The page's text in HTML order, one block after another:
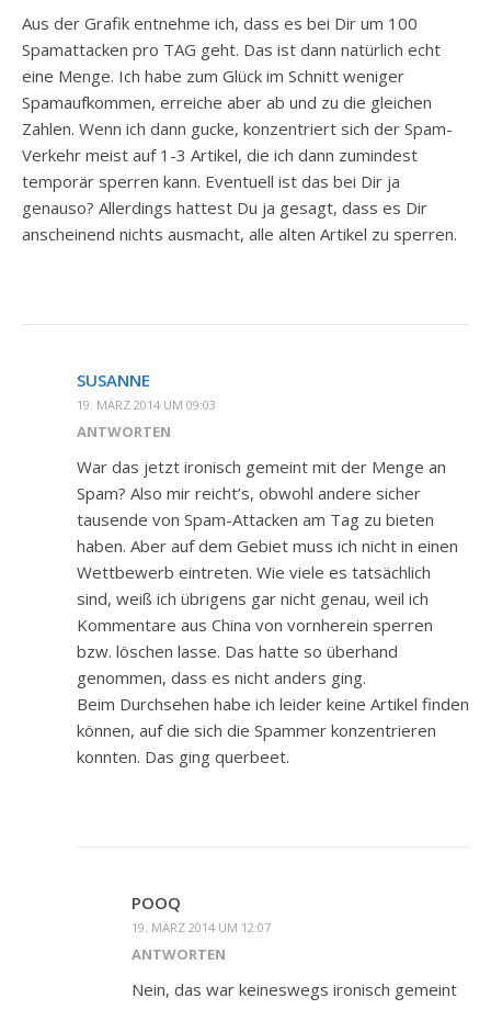
Aus der Grafik entnehme ich, dass es bei Dir um 100
Spamattacken pro TAG geht. Das ist dann natürlich echt
eine Menge. Ich habe zum Glück im Schnitt weniger
Spamaufkommen, erreiche aber ab und zu die gleichen
Zahlen. Wenn ich dann gucke, konzentriert sich der Spam-
Verkehr meist auf 1-3 Artikel, die ich dann zumindest
temporär sperren kann. Eventuell ist das bei Dir ja
genauso? Allerdings hattest Du ja gesagt, dass es Dir
anscheinend nichts ausmacht, alle alten Artikel zu sperren.
SUSANNE
19. MÄRZ 2014 UM 09:03
ANTWORTEN
War das jetzt ironisch gemeint mit der Menge an
Spam? Also mir reicht’s, obwohl andere sicher
tausende von Spam-Attacken am Tag zu bieten
haben. Aber auf dem Gebiet muss ich nicht in einen
Wettbewerb eintreten. Wie viele es tatsächlich
sind, weiß ich übrigens gar nicht genau, weil ich
Kommentare aus China von vornherein sperren
bzw. löschen lasse. Das hatte so überhand
genommen, dass es nicht anders ging.
Beim Durchsehen habe ich leider keine Artikel finden
können, auf die sich die Spammer konzentrieren
konnten. Das ging querbeet.
POOQ
19. MÄRZ 2014 UM 12:07
ANTWORTEN
Nein, das war keineswegs ironisch gemeint